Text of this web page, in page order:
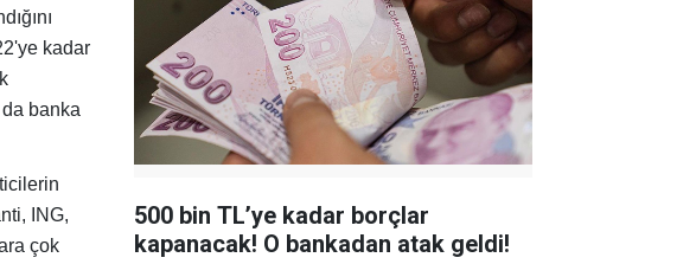
kadar
banka
ING,
çok
500 bin TL’ye kadar borçlar
kapanacak! O bankadan atak geldi!